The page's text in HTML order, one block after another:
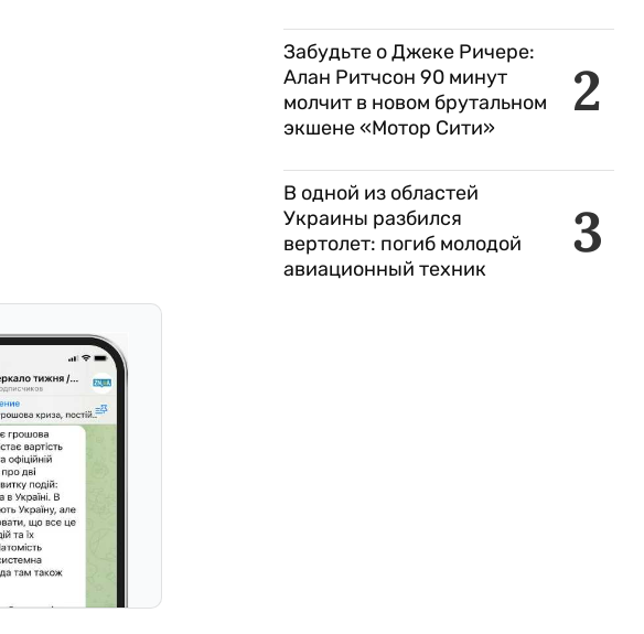
2
Забудьте о Джеке Ричере:
Алан Ритчсон 90 минут
молчит в новом брутальном
экшене «Мотор Сити»
3
В одной из областей
Украины разбился
вертолет: погиб молодой
авиационный техник